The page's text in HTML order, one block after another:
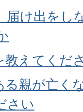
届け出をし
教えてくだ
る親が亡く
さい